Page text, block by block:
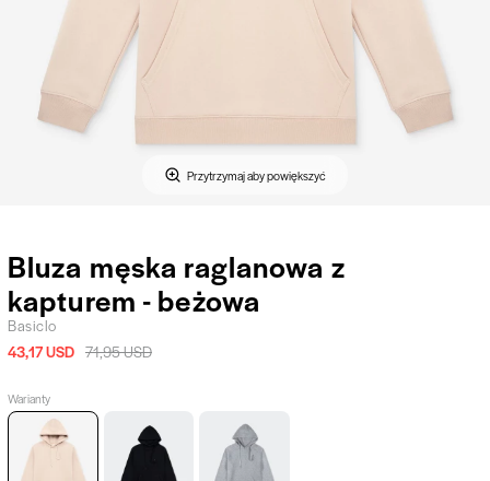
Przytrzymaj aby powiększyć
Bluza męska raglanowa z
kapturem - beżowa
Basiclo
43,17 USD 71,95 USD
Warianty
Bluza
męska
raglanowa
męska
raglanowa
męska
raglanowa